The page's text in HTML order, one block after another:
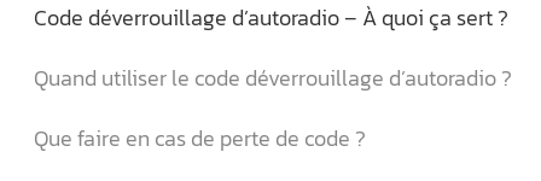
Code déverrouillage d’autoradio – À quoi ça sert ?
Quand utiliser le code déverrouillage d’autoradio ?
Que faire en cas de perte de code ?